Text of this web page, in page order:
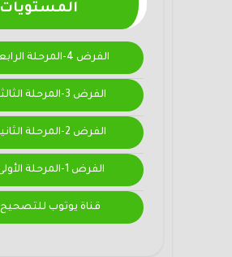
المستويات
الفرض 4-المرحلة الرابعة
الفرض 3-المرحلة الثالثة
الفرض 2-المرحلة الثانية
الفرض 1-المرحلة الأولى
قناة يوتوب للتصحيح